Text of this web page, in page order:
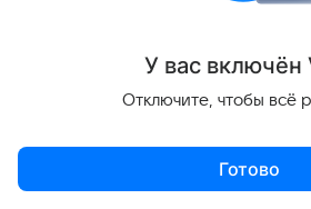
Автор исследования Евгений Пономарев
Следует отметить, что
тревогу по поводу связи между
У вас включён
Отключите, чтобы всё
Готово